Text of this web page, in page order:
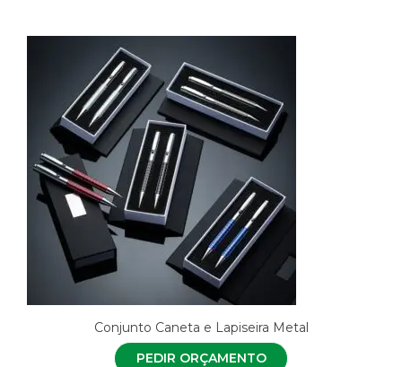
Conjunto Caneta e Lapiseira Metal
PEDIR ORÇAMENTO